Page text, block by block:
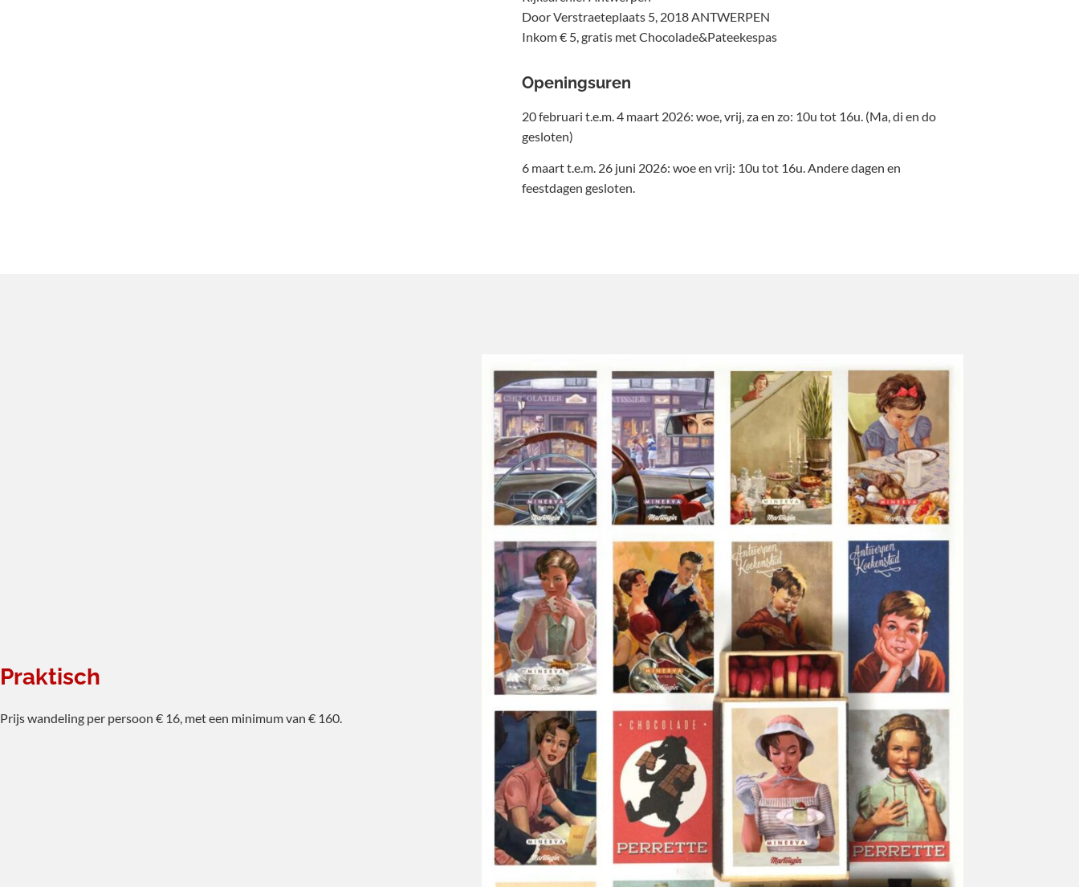
Door Verstraeteplaats 5, 2018 ANTWERPEN
Inkom € 5, gratis met Chocolade&Pateekespas
Openingsuren
20 februari t.e.m. 4 maart 2026: woe, vrij, za en zo: 10u tot 16u. (Ma, di en do
gesloten)
6 maart t.e.m. 26 juni 2026: woe en vrij: 10u tot 16u. Andere dagen en
feestdagen gesloten.
Praktisch
Prijs wandeling per persoon € 16, met een minimum van € 160.